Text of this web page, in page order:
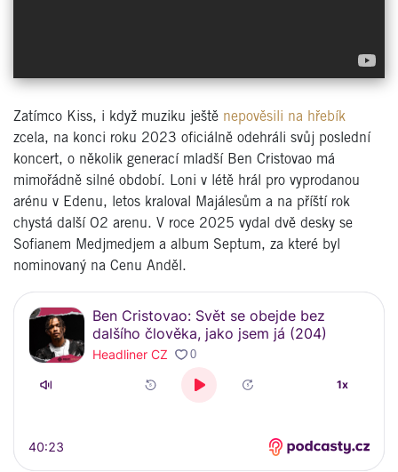
Zatímco Kiss, i když muziku ještě nepověsili na hřebík
zcela, na konci roku 2023 oficiálně odehráli svůj poslední
koncert, o několik generací mladší Ben Cristovao má
mimořádně silné období. Loni v létě hrál pro vyprodanou
arénu v Edenu, letos kraloval Majálesům a na příští rok
chystá další O2 arenu. V roce 2025 vydal dvě desky se
Sofianem Medjmedjem a album Septum, za které byl
nominovaný na Cenu Anděl.